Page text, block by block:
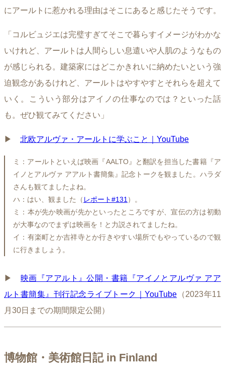
にアールトに惹かれる理由はそこにあると感じたそうです。
「コルビュジエは完璧すぎてそこで暮らすイメージがわかな
いけれど、アールトは人間らしい息遣いや人肌のようなもの
が感じられる。建築家にはどこかきれいに納めたいという強
迫観念があるけれど、アールトはやすやすとそれらを超えて
いく。こういう部分はアイノの仕事なのでは？といった話
も。ぜひ観てみてください」
▶︎ 北欧アルヴァ・アールトに学ぶこと｜YouTube
ミ：アールトといえば映画『AALTO』と翻訳を担当した書籍『ア
イノとアルヴァ アアルト書簡集』記念トークを観ました。ハラダ
さんも観てましたよね。
ハ：はい、観ました（ レポート#131 ）。
ミ：本が先か映画が先かといったところですが、宣伝の方は初動
が大事なのでまずは映画を！と力説されてましたね。
イ：有楽町とか吉祥寺とか行きやすい場所でもやっているので観
に行きましょう。
▶︎ 映画『アアルト』公開・書籍『アイノとアルヴァ アア
ルト書簡集』刊行記念ライブトーク｜YouTube （2023年11
月30日までの期間限定公開）
博物館・美術館日記 in Finland